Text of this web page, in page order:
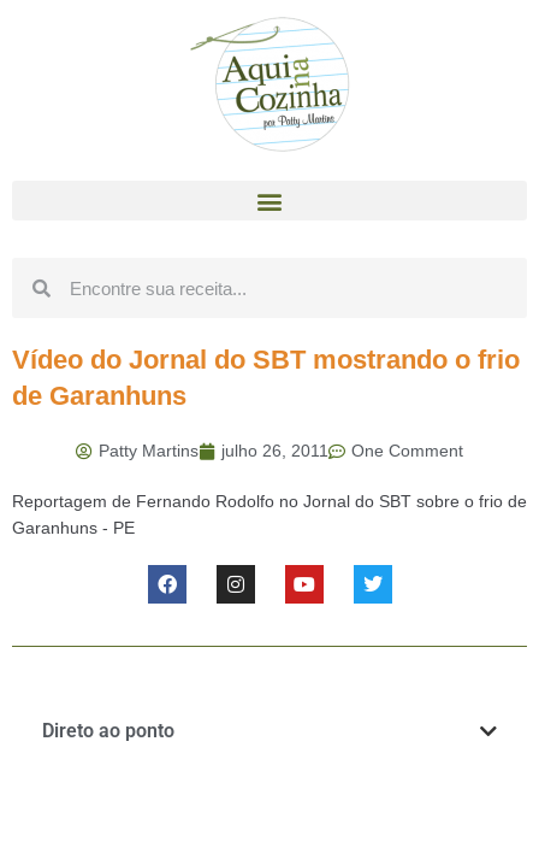
Vídeo do Jornal do SBT mostrando o frio
de Garanhuns
Patty Martins julho 26, 2011 One Comment
Reportagem de Fernando Rodolfo no Jornal do SBT sobre o frio de
Garanhuns - PE
Direto ao ponto